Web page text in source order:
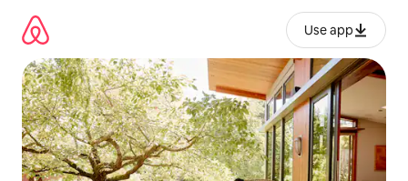
содржина
Use app